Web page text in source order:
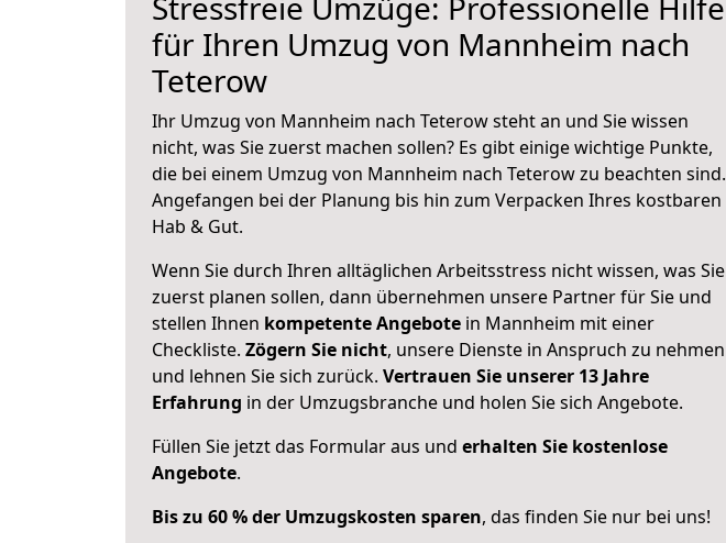
für Ihren Umzug von Mannheim nach
Teterow
Ihr Umzug von Mannheim nach Teterow steht an und Sie wissen
nicht, was Sie zuerst machen sollen? Es gibt einige wichtige Punkte,
die bei einem Umzug von Mannheim nach Teterow zu beachten sind.
Angefangen bei der Planung bis hin zum Verpacken Ihres kostbaren
Hab & Gut.
Wenn Sie durch Ihren alltäglichen Arbeitsstress nicht wissen, was Sie
zuerst planen sollen, dann übernehmen unsere Partner für Sie und
stellen Ihnen kompetente Angebote in Mannheim mit einer
Checkliste. Zögern Sie nicht, unsere Dienste in Anspruch zu nehmen
und lehnen Sie sich zurück. Vertrauen Sie unserer 13 Jahre
Erfahrung in der Umzugsbranche und holen Sie sich Angebote.
Füllen Sie jetzt das Formular aus und erhalten Sie kostenlose
Angebote.
Bis zu 60 % der Umzugskosten sparen, das finden Sie nur bei uns!